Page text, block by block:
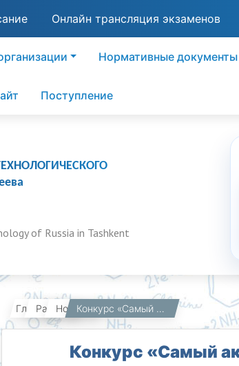
Онлайн трансляция экзаменов
Нормативные документы
Поступление
of Russia in Tashkent
Главная Работникам Новости Конкурс «Самый активный молодой химик года».
Конкурс «Самый